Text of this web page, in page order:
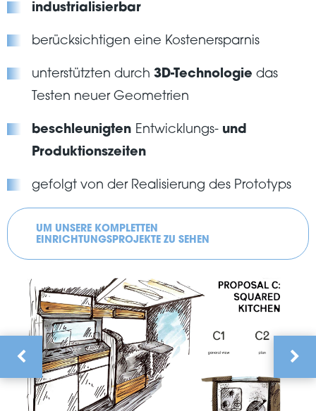
industrialisierbar
berücksichtigen eine Kostenersparnis
unterstützten durch 3D-Technologie das
Testen neuer Geometrien
beschleunigten Entwicklungs- und
Produktionszeiten
gefolgt von der Realisierung des Prototyps
UM UNSERE KOMPLETTEN
EINRICHTUNGSPROJEKTE ZU SEHEN